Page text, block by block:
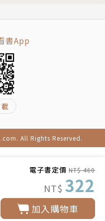
電子書定價 NT$ 460
NT$ 322
加入購物車
、所學，因而熱衷於翻
在研究的最優體驗心理
最重要的健康資產》、
天敵：一個打敗致命超
科學》（合譯）、《癌
從醫生決定到病人決定
書App
All Rights Reserved.